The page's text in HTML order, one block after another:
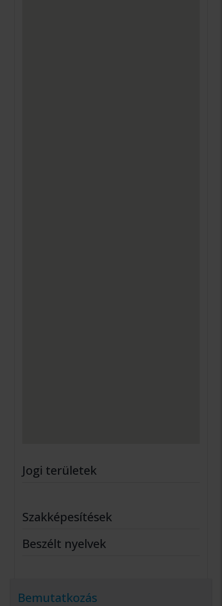
Jogi területek
Szakképesítések
Beszélt nyelvek
Bemutatkozás